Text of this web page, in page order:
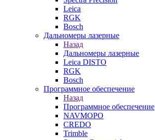
Leica
RGK
Bosch
Дальномеры лазерные
Назад
Дальномеры лазерные
Leica DISTO
RGK
Bosch
Программное обеспечение
Назад
Программное обеспечение
NAVMOPO
CREDO
Trimble